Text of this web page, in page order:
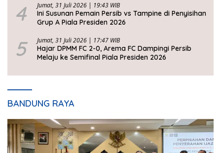
4 Jumat, 31 Juli 2026 | 19:43 WIB
Ini Susunan Pemain Persib vs Tampine di Penyisihan
Grup A Piala Presiden 2026
5 Jumat, 31 Juli 2026 | 17:47 WIB
Hajar DPMM FC 2-0, Arema FC Dampingi Persib
Melaju ke Semifinal Piala Presiden 2026
BANDUNG RAYA